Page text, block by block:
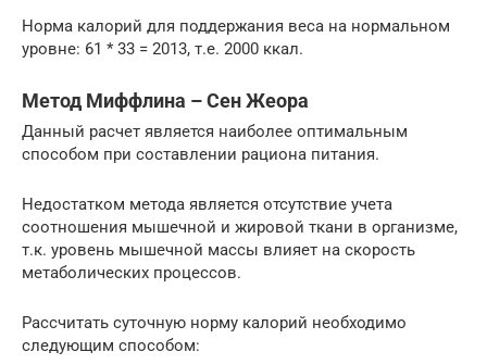
Норма калорий для поддержания веса на нормальном
уровне: 61 * 33 = 2013, т.е. 2000 ккал.
Метод Миффлина – Сен Жеора
Данный расчет является наиболее оптимальным
способом при составлении рациона питания.
Недостатком метода является отсутствие учета
соотношения мышечной и жировой ткани в организме,
т.к. уровень мышечной массы влияет на скорость
метаболических процессов.
Рассчитать суточную норму калорий необходимо
следующим способом: